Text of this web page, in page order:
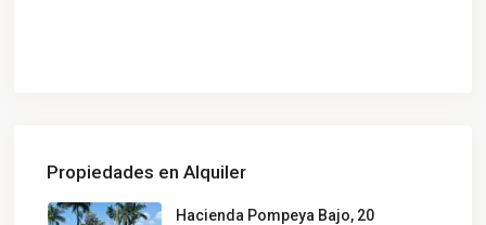
Propiedades en Alquiler
Hacienda Pompeya Bajo, 20